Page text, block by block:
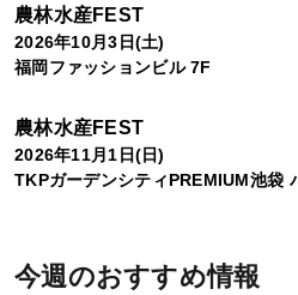
農林水産FEST
2026年10月3日(土)
福岡ファッションビル 7F
農林水産FEST
2026年11月1日(日)
TKPガーデンシティPREMIUM池袋
今週のおすすめ情報